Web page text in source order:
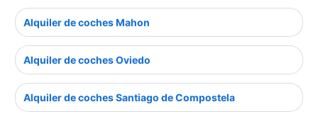
Alquiler de coches Mahon
Alquiler de coches Oviedo
Alquiler de coches Santiago de Compostela